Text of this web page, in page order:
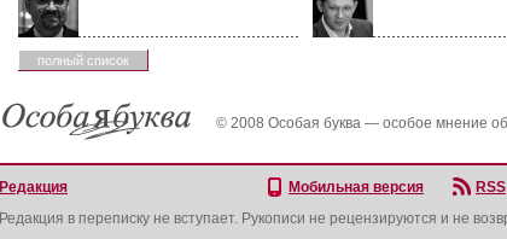
полный список
© 2008 Особая буква — особое мнение
Редакция Мобильная версия RSS
Редакция в переписку не вступает. Рукописи не рецензируются и не